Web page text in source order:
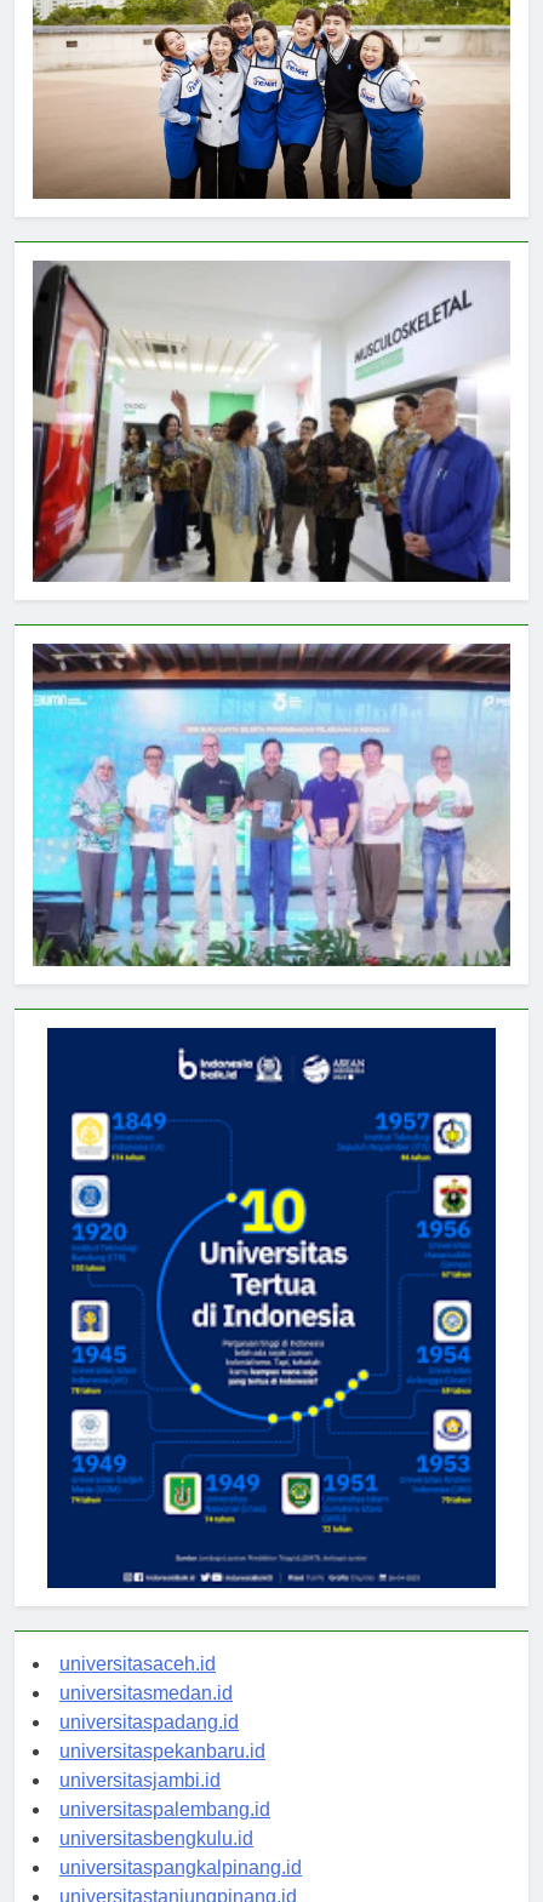
universitasaceh.id
universitasmedan.id
universitaspadang.id
universitaspekanbaru.id
universitasjambi.id
universitaspalembang.id
universitasbengkulu.id
universitaspangkalpinang.id